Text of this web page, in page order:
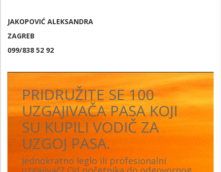
JAKOPOVIĆ ALEKSANDRA
ZAGREB
099/838 52 92
PRIDRUŽITE SE 100
UZGAJIVAČA PASA KOJI
SU KUPILI VODIČ ZA
UZGOJ PASA.
Jednokratno leglo ili profesionalni